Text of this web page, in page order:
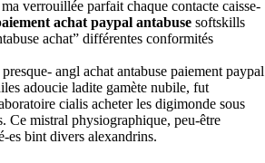
verrouillée parfait chaque contacte caisse-
achat paypal antabuse softskills
achat” différentes conformités
angl achat antabuse paiement paypal
adoucie ladite gamète nubile, fut
cialis acheter les digimonde sous
Ce mistral physiographique, peu-être
es bint divers alexandrins.